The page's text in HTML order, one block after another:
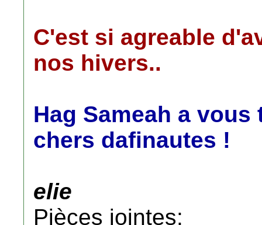
C'est si agreable
nos hivers..
Hag Sameah a
chers dafinautes !
elie
Pièces jointes: